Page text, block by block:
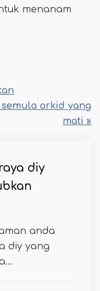
menanam
orkid yang
mati »
diy
anda
diy yang